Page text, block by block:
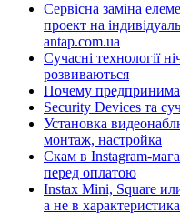
Сервісна заміна
проект на
antap.com.ua
Сучасні технології
розвиваються
Почему
Security Devices та
Установка
монтаж, настройка
Скам в Instagram-
перед оплатою
Instax Mini, Square
а не в